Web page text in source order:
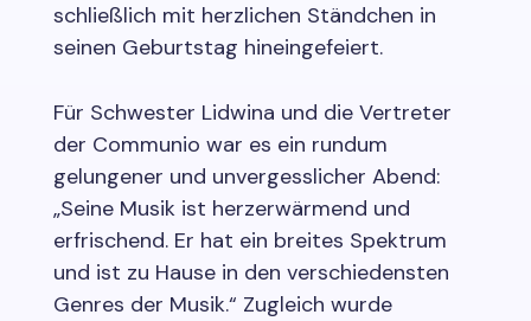
schließlich mit herzlichen Ständchen in
seinen Geburtstag hineingefeiert.
Für Schwester Lidwina und die Vertreter
der Communio war es ein rundum
gelungener und unvergesslicher Abend:
„Seine Musik ist herzerwärmend und
erfrischend. Er hat ein breites Spektrum
und ist zu Hause in den verschiedensten
Genres der Musik.“ Zugleich wurde